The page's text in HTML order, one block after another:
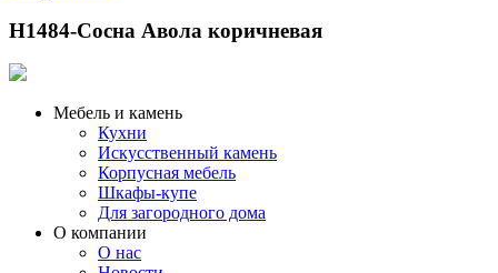
H1484-Сосна Авола коричневая
Мебель и камень
Кухни
Искусственный камень
Корпусная мебель
Шкафы-купе
Для загородного дома
О компании
О нас